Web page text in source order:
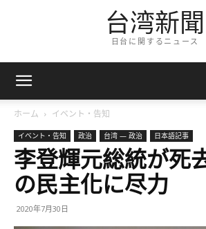
台湾新聞
日台に関するニュース
ホーム イベント・告知
イベント・告知 政治 台湾 — 政治 日本語記事
李登輝元総統が死
の民主化に尽力
2020年7月30日